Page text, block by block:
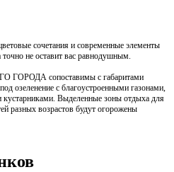
сочетания и современные элементы
не оставит вас равнодушным.
ГОРОДА сопоставимы с габаритами
озеленение с благоустроенными газонами,
Выделенные зоны отдыха для
разных возрастов будут огорожены